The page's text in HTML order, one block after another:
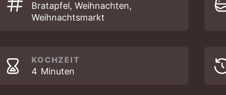
Bratapfel, Weihnachten,
Weihnachtsmarkt
KOCHZEIT
4 MINUTEN
Minuten